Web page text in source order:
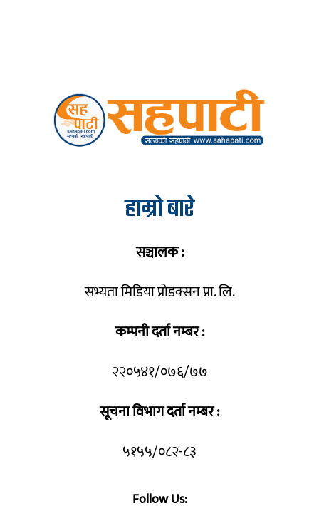
हाम्रो बारे
सञ्चालक :
सभ्यता मिडिया प्रोडक्सन प्रा. लि.
कम्पनी दर्ता नम्बर :
२२०५४१/०७६/७७
सूचना विभाग दर्ता नम्बर :
५१५५/०८२-८३
Follow Us: